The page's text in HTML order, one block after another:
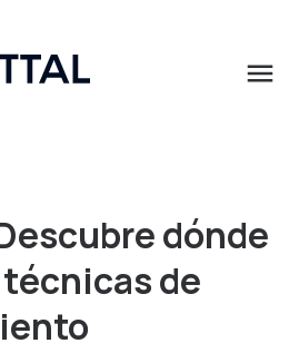
menu
dónde
de